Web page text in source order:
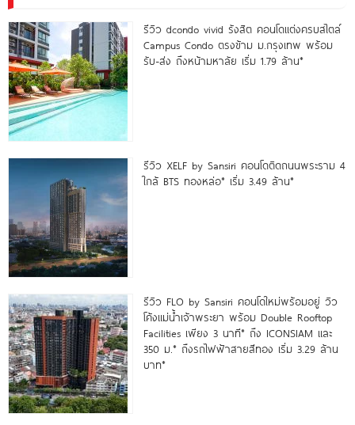
รีวิว dcondo vivid รังสิต คอนโดแต่งครบสไตล์
Campus Condo ตรงข้าม ม.กรุงเทพ พร้อม
รับ-ส่ง ถึงหน้ามหาลัย เริ่ม 1.79 ล้าน*
รีวิว XELF by Sansiri คอนโดติดถนนพระราม 4
ใกล้ BTS ทองหล่อ* เริ่ม 3.49 ล้าน*
รีวิว FLO by Sansiri คอนโดใหม่พร้อมอยู่ วิว
โค้งแม่น้ำเจ้าพระยา พร้อม Double Rooftop
Facilities เพียง 3 นาที* ถึง ICONSIAM และ
350 ม.* ถึงรถไฟฟ้าสายสีทอง เริ่ม 3.29 ล้าน
บาท*